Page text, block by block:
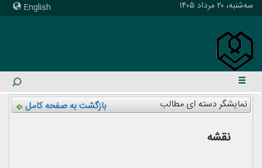
English سه‌شنبه، ۲۰ مرداد ۱۴۰۵
نمایشگر دسته ای مطالب بازگشت به صفحه کامل
نقشه